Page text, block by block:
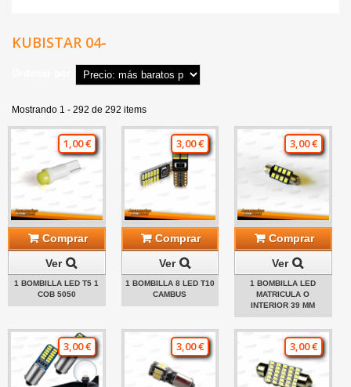
KUBISTAR 04-
Mostrando 1 - 292 de 292 items
1,00 €
Comprar
Ver
1 BOMBILLA LED T5 1
COB 5050
3,00 €
Comprar
Ver
1 BOMBILLA 8 LED T10
CAMBUS
3,00 €
Comprar
Ver
1 BOMBILLA LED
MATRICULA O
INTERIOR 39 MM
3,00 € 3,00 € 3,00 €